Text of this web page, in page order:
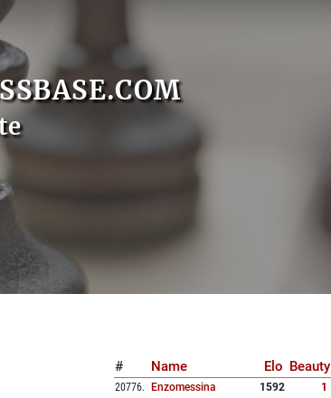
# Name Elo Beauty
20776. Enzomessina 1592 1